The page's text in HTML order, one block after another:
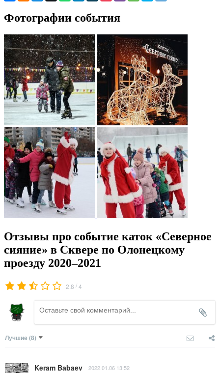
Фотографии события
Отзывы про событие каток «Северное
сияние» в Сквере по Олонецкому
проезду 2020–2021
2.8 /4
Лучшие (8)
Keram Babaev 2022.01.06 13:52